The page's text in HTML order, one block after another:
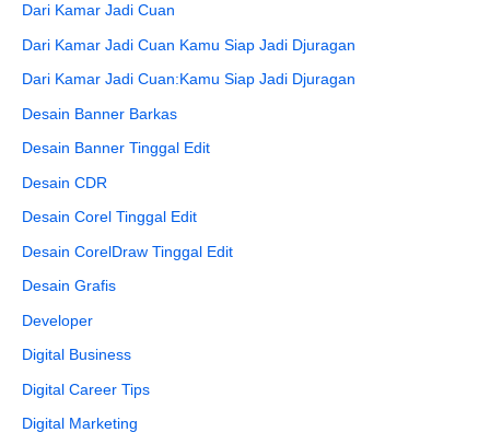
Dari Kamar Jadi Cuan
Dari Kamar Jadi Cuan Kamu Siap Jadi Djuragan
Dari Kamar Jadi Cuan:Kamu Siap Jadi Djuragan
Desain Banner Barkas
Desain Banner Tinggal Edit
Desain CDR
Desain Corel Tinggal Edit
Desain CorelDraw Tinggal Edit
Desain Grafis
Developer
Digital Business
Digital Career Tips
Digital Marketing